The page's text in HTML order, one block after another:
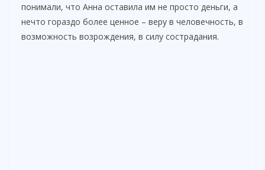
понимали, что Анна оставила им не просто деньги, а
нечто гораздо более ценное – веру в человечность, в
возможность возрождения, в силу сострадания.